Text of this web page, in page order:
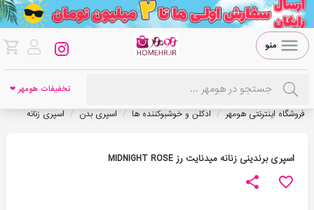
منو
تخفیفات هومهر ❤
فروشگاه اینترنتی هومهر / ادکلن و خوشبوکننده ها / اسپری بدن / اسپری زنانه
اسپری برندینی زنانه میدنایت رز MIDNIGHT ROSE